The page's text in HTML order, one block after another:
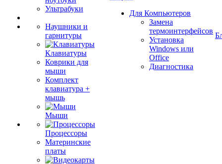
Ультрабуки
Наушники и
гарнитуры
Клавиатуры
Коврики для
мыши
Комплект
клавиатура +
мышь
Мыши
Процессоры
Материнские
платы
Для Компьютеров
Замена
термоинтерфейсов
Установка
Windows или
Office
Диагностика